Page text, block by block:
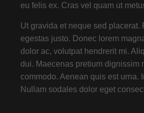
eu felis ex. Cras vel quam ut
Ut gravida et neque sed placerat.
egestas justo. Donec lorem
dolor ac, volutpat hendrerit mi.
dui. Maecenas pretium dignissim
commodo. Aenean quis est urna.
Nullam sodales dolor eget